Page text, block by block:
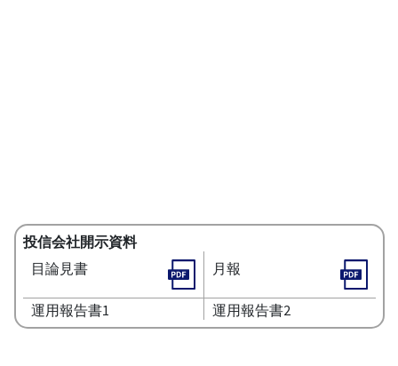
投信会社開示資料
目論見書
月報
運用報告書1 運用報告書2